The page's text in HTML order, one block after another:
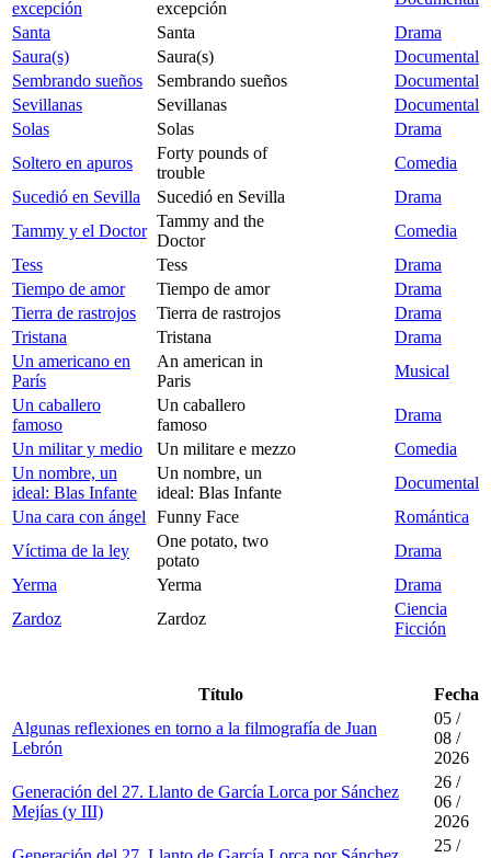
excepción excepción
Santa
Santa
Drama
Saura(s)
Saura(s)
Documental
Sembrando sueños
Sembrando sueños
Documental
Sevillanas
Sevillanas
Documental
Solas
Solas
Drama
Soltero en apuros
Forty pounds of
trouble
Comedia
Sucedió en Sevilla
Sucedió en Sevilla
Drama
Tammy y el Doctor
Tammy and the
Doctor
Comedia
Tess
Tess
Drama
Tiempo de amor
Tiempo de amor
Drama
Tierra de rastrojos
Tierra de rastrojos
Drama
Tristana
Tristana
Drama
Un americano en
París
An american in
Paris
Musical
Un caballero
famoso
Un caballero
famoso
Drama
Un militar y medio
Un militare e mezzo
Comedia
Un nombre, un
ideal: Blas Infante
Un nombre, un
ideal: Blas Infante
Documental
Una cara con ángel
Funny Face
Romántica
Víctima de la ley
One potato, two
potato
Drama
Yerma
Yerma
Drama
Zardoz
Zardoz
Ciencia
Ficción
Título
Fecha
Algunas reflexiones en torno a la filmografía de Juan
Lebrón
05 /
08 /
2026
Generación del 27. Llanto de García Lorca por Sánchez
Mejías (y III)
26 /
06 /
2026
25 /